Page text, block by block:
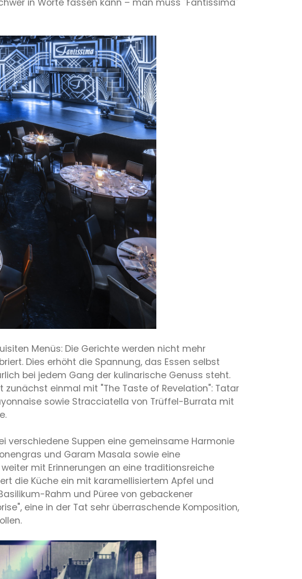
Menüs: Die Gerichte werden nicht mehr
Dies erhöht die Spannung, das Essen selbst
bei jedem Gang der kulinarische Genuss steht.
einmal mit "The Taste of Revelation": Tatar
sowie Stracciatella von Trüffel-Burrata mit
verschiedene Suppen eine gemeinsame Harmonie
und Garam Masala sowie eine
mit Erinnerungen an eine traditionsreiche
die Küche ein mit karamellisiertem Apfel und
Rahm und Püree von gebackener
eine in der Tat sehr überraschende Komposition,